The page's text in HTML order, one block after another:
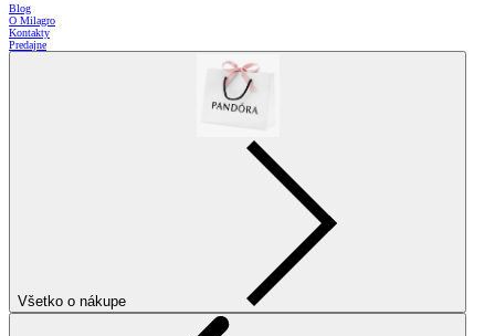
Blog
O Milagro
Kontakty
Predajne
Všetko o nákupe